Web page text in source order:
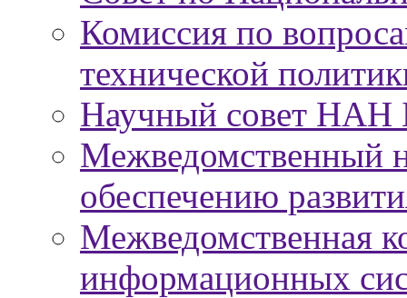
Комиссия по
технической
Научный совет НАН
Межведомственный
обеспечению
Межведомственная
информационных